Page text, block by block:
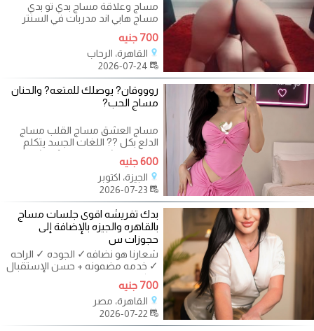
مساج وعلاقة مساج بدي تو بدي
مساج هابي اند مدربات في السنتر
بتختار لما تيجي الجلسه والمدربة اللي
700 جنيه
القاهرة، الرحاب
روووقان? يوصلك للمتعه? والحنان
مساج الحب?
مساج العشق مساج القلب مساج
الدلع بكل ?? اللغات الجسد يتكلم
ويعبر عن شعوره عند رؤيه شىء
ما...?? مضئ
600 جنيه
الجيزة، اكتوبر
بدك تفريشه اقوى جلسات مساج
بالقاهره والجيزه بالإضافة إلى
حجوزات س
شعارنا هو نضافه✓ الجوده ✓ الراحه
✓ خدمه مضمونه + حسن الإستقبال
✓ كواليتي المدربات ✓™ رضاء
700 جنيه
القاهرة، مصر